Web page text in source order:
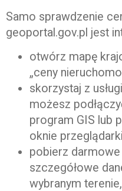
Samo sprawdzenie
geoportal.gov.pl jest
otwórz mapę
„ceny
skorzystaj z
możesz
program GIS lub
oknie
pobierz
szczegółowe
wybranym